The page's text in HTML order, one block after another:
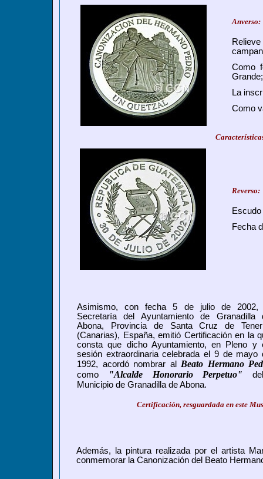
Anverso:
Como
Grande;
La
Como
Reverso:
Fecha
Asimismo, con fecha 5 de julio de 2002,
Secretaría del Ayuntamiento de Granadilla
Abona, Provincia de Santa Cruz de
(Canarias), España, emitió Certificación en la
consta que dicho Ayuntamiento, en Pleno y
sesión extraordinaria celebrada el 9 de mayo
1992, acordó nombrar al Beato Hermano
como "Alcalde Honorario Perpetuo"
Municipio de Granadilla de Abona.
Certificación, resguardada en este
Además,
la pintura realizada por el artista
conmemorar la Canonización del Beato